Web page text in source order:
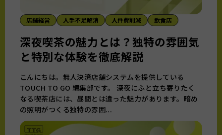
店舗経営 人手不足解消 人件費削減 飲食店
深夜喫茶の魅力とは？独特の雰囲気
と特別な体験を徹底解説
こんにちは。無人決済店舗システムを提供している
TOUCH TO GO 編集部です。 深夜にふと立ち寄りたく
なる喫茶店には、昼間とは違った魅力があります。暗め
の照明がつくる独特の雰囲...